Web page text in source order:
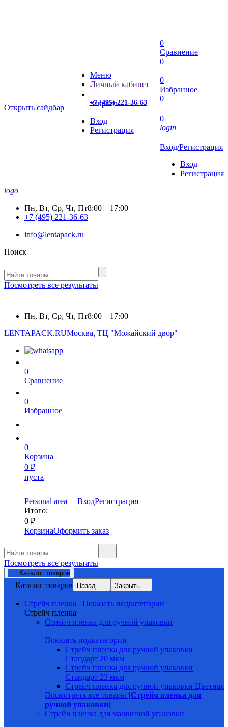
Открыть сайдбар
Меню
Личный кабинет
Закрыть
Вход
Регистрация
0
Сравнение
0
0
Избранное
0
0
+7 (495) 221-36-63
login
Вход/Регистрация
Вход
Регистрация
logo
Пн, Вт, Ср, Чт, Пт8:00—17:00
+7 (495) 221-36-63
info@lentapack.ru
Поиск
Посмотреть все результаты
Пн, Вт, Ср, Чт, Пт8:00—17:00
LENTAPACK.RUМосква, ТЦ "Можайский двор"
0
Сравнение
0
Избранное
0
Корзина
0 ₽
пуста
Personal area ВходРегистрация
Итого:
0 ₽
КорзинаОформить заказ
Посмотреть все результаты
Каталог товаров
Каталог товаров Назад Закрыть
Стрейч пленка
Показать подкатегории
Стрейч пленка
Стрейч пленка для ручной упаковки
Показать подкатегории
Стрейч пленка для ручной упаковки
Стандарт 20 мкм
Стрейч пленка для ручной упаковки
Стандарт 23 мкм
Стрейч пленка для ручной упаковки Цветная
Посмотреть все товары [Стрейч пленка для
ручной упаковки]
Стрейч пленка для машинной упаковки